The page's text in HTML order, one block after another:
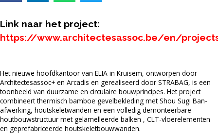
Link naar het project:
https://www.architectesassoc.be/en/
Het nieuwe hoofdkantoor van ELIA in Kruisem, ontworpen door
Architectesassoc+ en Arcadis en gerealiseerd door STRABAG, is een
toonbeeld van duurzame en circulaire bouwprincipes. Het project
combineert thermisch bamboe gevelbekleding met Shou Sugi Ban-
afwerking, houtskeletwanden en een volledig demonteerbare
houtbouwstructuur met gelamelleerde balken , CLT-vloerelementen
en geprefabriceerde houtskeletbouwwanden.